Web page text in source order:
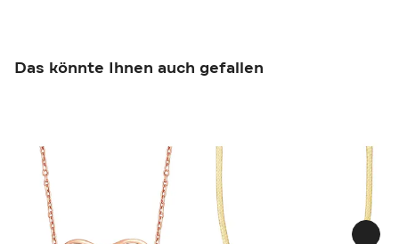
Das könnte Ihnen auch gefallen